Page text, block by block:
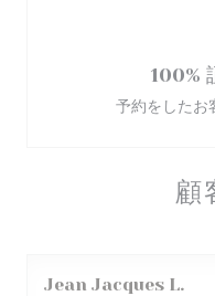
顧
Jean Jacques L
100%
予約をしたお